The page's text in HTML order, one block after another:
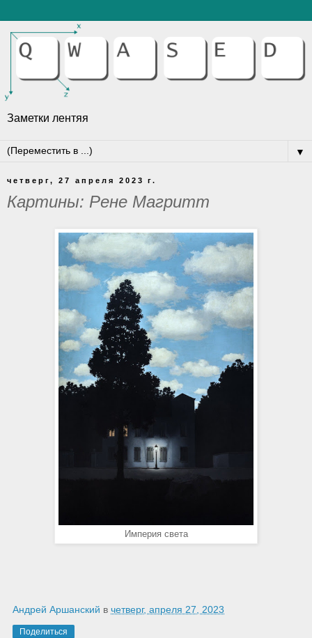
Заметки лентяя
▼
четверг, 27 апреля 2023 г.
Картины: Рене Магритт
Империя света
Андрей Аршанский в четверг, апреля 27, 2023
Поделиться